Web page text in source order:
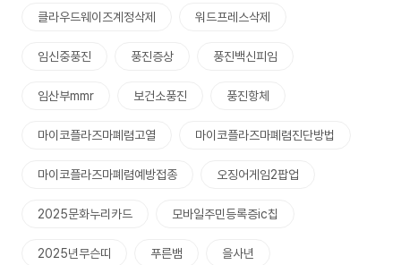
클라우드웨이즈계정삭제 워드프레스삭제
임신중풍진 풍진증상 풍진백신피임
임산부mmr 보건소풍진 풍진항체
마이코플라즈마폐렴고열 마이코플라즈마폐렴진단방법
마이코플라즈마폐렴예방접종 오징어게임2팝업
2025문화누리카드 모바일주민등록증ic칩
2025년무슨띠 푸른뱀 을사년